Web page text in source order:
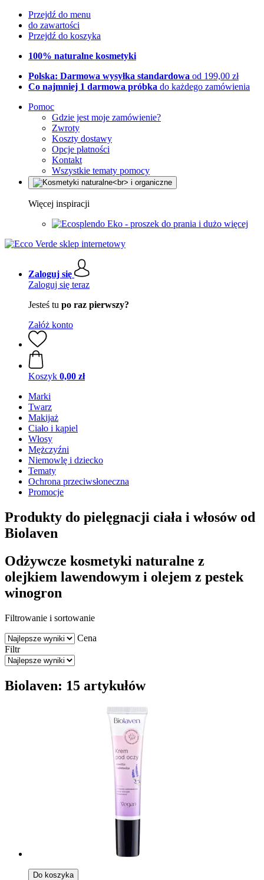
Przejdź do menu
do zawartości
Przejdź do koszyka
100% naturalne kosmetyki
Polska: Darmowa wysyłka standardowa od 199,00 zł
Co najmniej 1 darmowa próbka do każdego zamówienia
Pomoc
Gdzie jest moje zamówienie?
Zwroty
Koszty dostawy
Opcje płatności
Kontakt
Wszystkie tematy pomocy
Więcej inspiracji
Eko - proszek do prania i dużo więcej
Zaloguj się
Zaloguj się teraz
Jesteś tu po raz pierwszy?
Załóż konto
Koszyk 0,00 zł
Marki
Twarz
Makijaż
Ciało i kąpiel
Włosy
Mężczyźni
Niemowlę i dziecko
Tematy
Ochrona przeciwsłoneczna
Promocje
Produkty do pielęgnacji ciała i włosów od
Biolaven
Odżywcze kosmetyki naturalne z
olejkiem lawendowym i olejem z pestek
winogron
Filtrowanie i sortowanie
Cena
Filtr
Biolaven: 15 artykułów
Do koszyka